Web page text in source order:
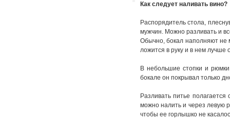
Как следует наливать вино?
Распорядитель стола,
мужчин. Можно разливать и
Обычно, бокал наполняют не
ложится в руку и в нем лучше
В небольшие стопки и
бокале он покрывал только
Разливать питье
можно налить и через левую
чтобы ее горлышко не